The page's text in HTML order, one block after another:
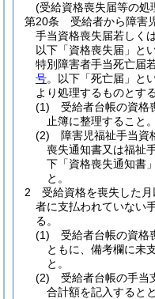
(受給資格喪失届等の処
第20条
受給者から障害
手当資格喪失届若しく
以下「資格喪失届」と
特別障害者手当死亡届
号。以下「死亡届」と
より処理するものとする
(1)
受給者台帳の資格
止簿に整理すること。
(2)
障害児福祉手当資
喪失通知書又は福祉
下「資格喪失通知書
と。
2
受給資格を喪失した
者に支払われていない
る。
(1)
受給者台帳の資格
ともに、備考欄に未
と。
(2)
受給者台帳の手当
合計額を記入すると